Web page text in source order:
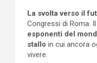
La svolta verso il
Congressi di Roma. Il
esponenti del
stallo in cui ancora
vivere.